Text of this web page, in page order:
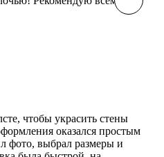
чтобы украсить стены
оказался простым
фото, выбрал размеры и